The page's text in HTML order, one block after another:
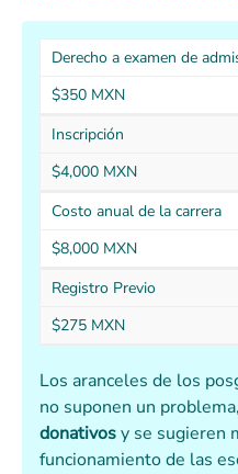
Derecho a examen de
$350 MXN
Inscripción
$4,000 MXN
Costo anual de la carrera
$8,000 MXN
Registro Previo
$275 MXN
Los aranceles de los
no suponen un
donativosy se sugieren
funcionamiento de las